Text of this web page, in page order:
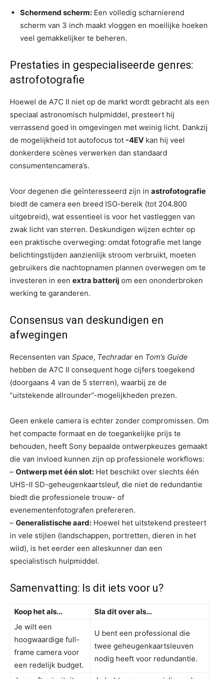
Schermend scherm: Een volledig scharnierend
scherm van 3 inch maakt vloggen en moeilijke hoeken
veel gemakkelijker te beheren.
Prestaties in gespecialiseerde genres:
astrofotografie
Hoewel de A7C II niet op de markt wordt gebracht als een
speciaal astronomisch hulpmiddel, presteert hij
verrassend goed in omgevingen met weinig licht. Dankzij
de mogelijkheid tot autofocus tot -4EV kan hij veel
donkerdere scènes verwerken dan standaard
consumentencamera’s.
Voor degenen die geïnteresseerd zijn in astrofotografie
biedt de camera een breed ISO-bereik (tot 204.800
uitgebreid), wat essentieel is voor het vastleggen van
zwak licht van sterren. Deskundigen wijzen echter op
een praktische overweging: omdat fotografie met lange
belichtingstijden aanzienlijk stroom verbruikt, moeten
gebruikers die nachtopnamen plannen overwegen om te
investeren in een extra batterij om een ​​ononderbroken
werking te garanderen.
Consensus van deskundigen en
afwegingen
Recensenten van Space, Techradar en Tom’s Guide
hebben de A7C II consequent hoge cijfers toegekend
(doorgaans 4 van de 5 sterren), waarbij ze de
“uitstekende allrounder”-mogelijkheden prezen.
Geen enkele camera is echter zonder compromissen. Om
het compacte formaat en de toegankelijke prijs te
behouden, heeft Sony bepaalde ontwerpkeuzes gemaakt
die van invloed kunnen zijn op professionele workflows:
– Ontwerp met één slot: Het beschikt over slechts één
UHS-II SD-geheugenkaartsleuf, die niet de redundantie
biedt die professionele trouw- of
evenementenfotografen prefereren.
– Generalistische aard: Hoewel het uitstekend presteert
in vele stijlen (landschappen, portretten, dieren in het
wild), is het eerder een alleskunner dan een
specialistisch hulpmiddel.
Samenvatting: Is dit iets voor u?
Koop het als…
Sla dit over als…
Je wilt een
hoogwaardige full-
frame camera voor
een redelijk budget.
U bent een professional die
twee geheugenkaartsleuven
nodig heeft voor redundantie.